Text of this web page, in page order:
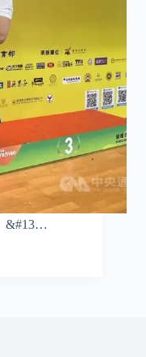
&#13…